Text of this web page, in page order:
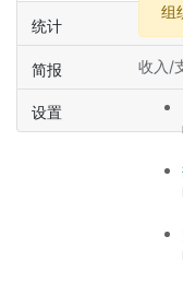
统计
简报
设置
组
收入/